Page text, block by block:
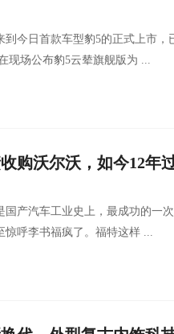
到今日首款车型豹5的正式上市
现场公布豹5云辇旗舰版为 ...
购沃尔沃，如今12年
国产汽车工业史上，最成功的一
呼李书福疯了。福特这样 ...